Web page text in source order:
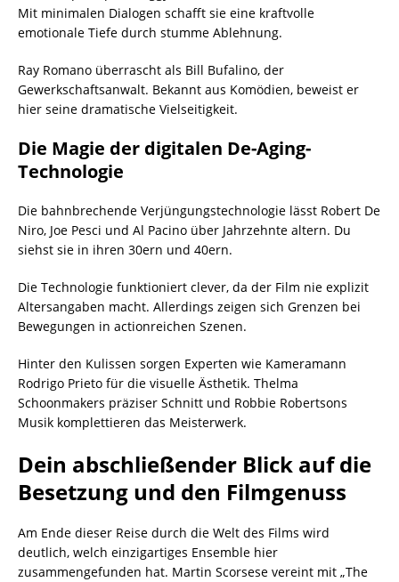
Mit minimalen Dialogen schafft sie eine kraftvolle
emotionale Tiefe durch stumme Ablehnung.
Ray Romano überrascht als Bill Bufalino, der
Gewerkschaftsanwalt. Bekannt aus Komödien, beweist er
hier seine dramatische Vielseitigkeit.
Die Magie der digitalen De-Aging-
Technologie
Die bahnbrechende Verjüngungstechnologie lässt Robert De
Niro, Joe Pesci und Al Pacino über Jahrzehnte altern. Du
siehst sie in ihren 30ern und 40ern.
Die Technologie funktioniert clever, da der Film nie explizit
Altersangaben macht. Allerdings zeigen sich Grenzen bei
Bewegungen in actionreichen Szenen.
Hinter den Kulissen sorgen Experten wie Kameramann
Rodrigo Prieto für die visuelle Ästhetik. Thelma
Schoonmakers präziser Schnitt und Robbie Robertsons
Musik komplettieren das Meisterwerk.
Dein abschließender Blick auf die
Besetzung und den Filmgenuss
Am Ende dieser Reise durch die Welt des Films wird
deutlich, welch einzigartiges Ensemble hier
zusammengefunden hat. Martin Scorsese vereint mit „The